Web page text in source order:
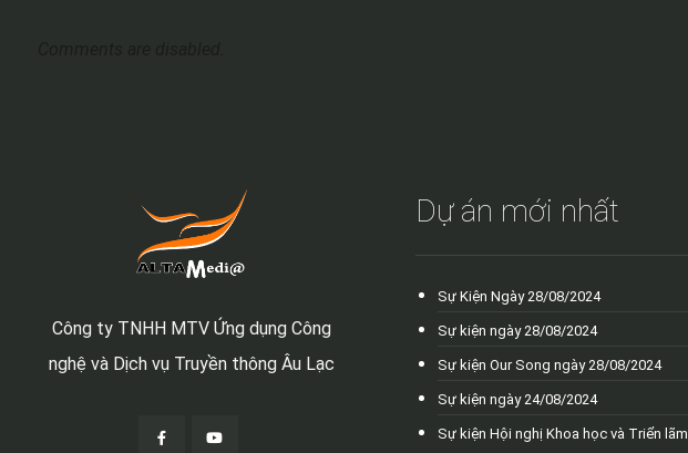
Công ty TNHH MTV Ứng dụng Công
nghệ và Dịch vụ Truyền thông Âu Lạc
Dự án mới nhất
Sự Kiện Ngày 28/08/2024
Sự kiện ngày 28/08/2024
Sự kiện Our Song ngày 28/08/2024
Sự kiện ngày 24/08/2024
Sự kiện Hội nghị Khoa học và Triển lãm